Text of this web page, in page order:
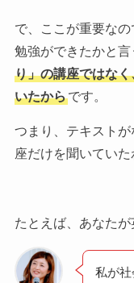
で、ここが重要な
勉強ができたかと言
り」の講座ではな
いたからです。
つまり、テキスト
座だけを聞いていた
たとえば、あなたが
私が